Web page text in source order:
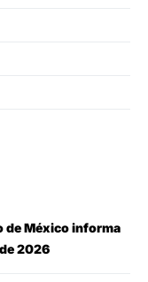
de México informa
2026